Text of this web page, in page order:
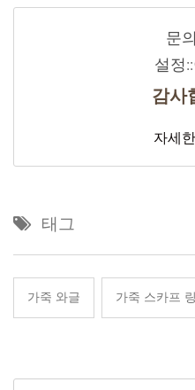
문
설정
감사
자세
태그
가죽 와글 가죽 스카프 링